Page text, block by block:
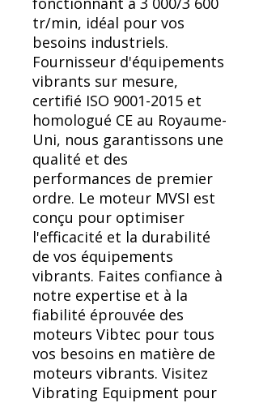
tr/min, idéal pour vos
besoins industriels.
Fournisseur d'équipements
vibrants sur mesure,
certifié ISO 9001-2015 et
homologué CE au Royaume-
Uni, nous garantissons une
qualité et des
performances de premier
ordre. Le moteur MVSI est
conçu pour optimiser
l'efficacité et la durabilité
de vos équipements
vibrants. Faites confiance à
notre expertise et à la
fiabilité éprouvée des
moteurs Vibtec pour tous
vos besoins en matière de
moteurs vibrants. Visitez
Vibrating Equipment pour